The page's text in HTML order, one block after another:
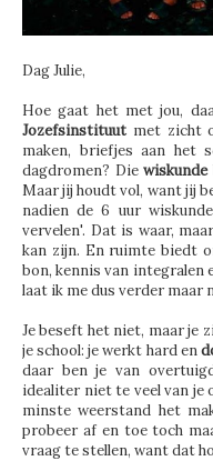
Dag Julie,
Hoe gaat het met jou,
Jozefsinstituut met zicht
maken, briefjes aan het
dagdromen? Diewiskunde
Maar jij houdt vol, want jij
nadien de 6 uur
vervelen'. Dat is waar,
kan zijn. En ruimte biedt
bon, kennis van integralen
laat ik me dus verder maar
Je beseft het niet, maar je
je school: je werkt hard en
daar ben je van
idealiter niet te veel van je
minste weerstand het
probeer af en toe toch
vraag te stellen, want dat